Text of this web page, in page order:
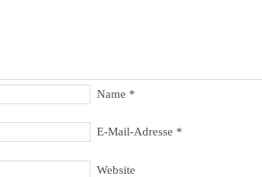
Name *
E-Mail-Adresse *
Website